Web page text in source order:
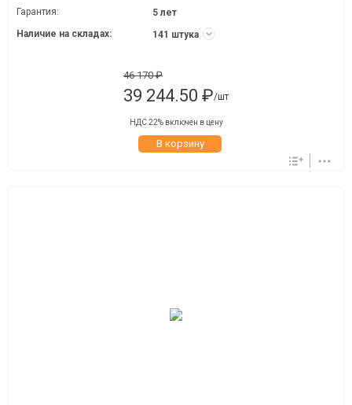
Гарантия:
5 лет
Наличие на складах:
141 штука
46 170 ₽
39 244.50 ₽/шт
НДС 22% включен в цену
В корзину